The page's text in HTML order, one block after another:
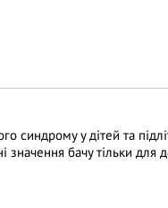
синдрому у дітей та
значення бачу тільки для